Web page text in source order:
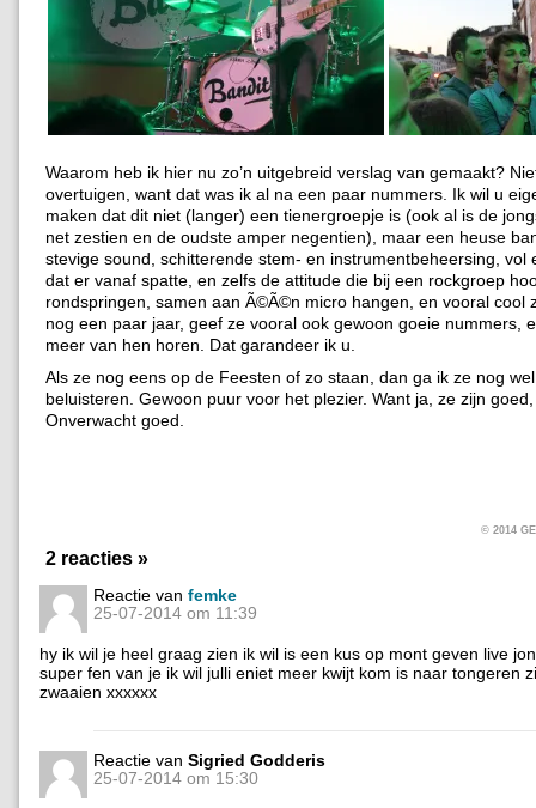
Waarom heb ik hier nu zo’n uitgebreid verslag van gemaakt?
overtuigen, want dat was ik al na een paar nummers. Ik wil u
maken dat dit niet (langer) een tienergroepje is (ook al is de
net zestien en de oudste amper negentien), maar een heuse
stevige sound, schitterende stem- en instrumentbeheersing, vol
dat er vanaf spatte, en zelfs de attitude die bij een rockgroep
rondspringen, samen aan Ã©Ã©n micro hangen, en vooral cool
nog een paar jaar, geef ze vooral ook gewoon goeie nummers,
meer van hen horen. Dat garandeer ik u.
Als ze nog eens op de Feesten of zo staan, dan ga ik ze nog
beluisteren. Gewoon puur voor het plezier. Want ja, ze zijn
Onverwacht goed.
© 2014
2 reacties »
Reactie van femke
25-07-2014 om 11:39
hy ik wil je heel graag zien ik wil is een kus op mont geven live
super fen van je ik wil julli eniet meer kwijt kom is naar tongeren
zwaaien xxxxxx
Reactie van Sigried Godderis
25-07-2014 om 15:30